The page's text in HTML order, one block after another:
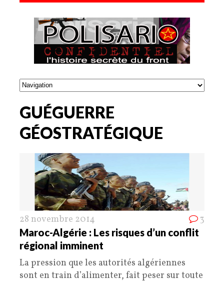
GUÉGUERRE
GÉOSTRATÉGIQUE
28 novembre 2014 3
Maroc-Algérie : Les risques d’un conflit
régional imminent
La pression que les autorités algériennes
sont en train d’alimenter, fait peser sur toute